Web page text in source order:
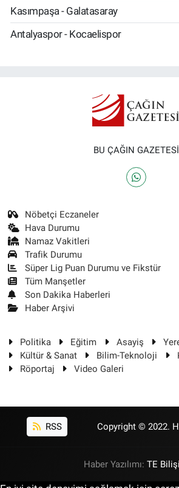
Kasımpaşa - Galatasaray
Antalyaspor - Kocaelispor
BU ÇAĞIN GAZETESİ
Nöbetçi Eczaneler
Hava Durumu
Namaz Vakitleri
Trafik Durumu
Süper Lig Puan Durumu ve Fikstür
Tüm Manşetler
Son Dakika Haberleri
Haber Arşivi
Politika Eğitim Asayiş
Kültür & Sanat
Bilim-Teknoloji
Röportaj
Video Galeri
RSS Copyright © 2022.
Haber Yazılımı: TE